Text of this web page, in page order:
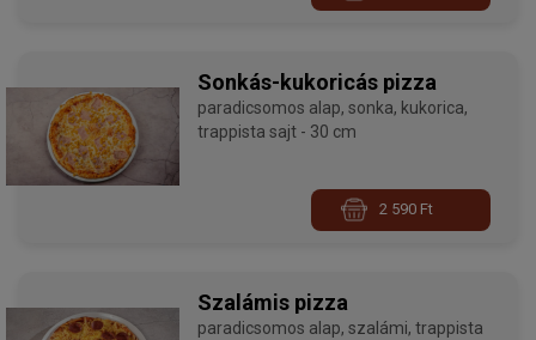
Sonkás-kukoricás pizza
paradicsomos alap, sonka, kukorica,
trappista sajt - 30 cm
2 590 Ft
Szalámis pizza
paradicsomos alap, szalámi, trappista